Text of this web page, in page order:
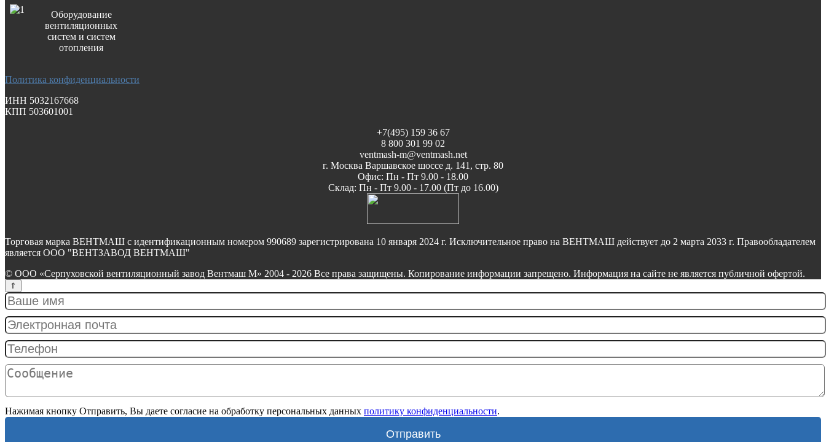
Оборудование
вентиляционных
систем и систем
отопления
Политика конфиденциальности
ИНН 5032167668
КПП 503601001
+7(495) 159 36 67
8 800 301 99 02
ventmash-m@ventmash.net
г. Москва Варшавское шоссе д. 141, стр. 80
Офис: Пн - Пт 9.00 - 18.00
Склад: Пн - Пт 9.00 - 17.00 (Пт до 16.00)
Торговая марка ВЕНТМАШ с идентификационным номером 990689 зарегистрирована 10 января 2024 г. Исключительное право на ВЕНТМАШ действует до 2 марта 2033 г. Правообладателем
является ООО "ВЕНТЗАВОД ВЕНТМАШ"
© ООО «Серпуховской вентиляционный завод Вентмаш М» 2004 - 2026 Все права защищены. Копирование информации запрещено. Информация на сайте не является публичной офертой.
Нажимая кнопку Отправить, Вы даете согласие на обработку персональных данных политику конфиденциальности.
Отправить